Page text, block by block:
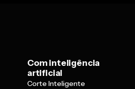
Com inteligência
artificial
Corte Inteligente